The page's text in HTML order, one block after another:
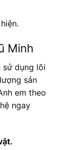
Minh
sử dụng lõi
sản
em theo
ngay